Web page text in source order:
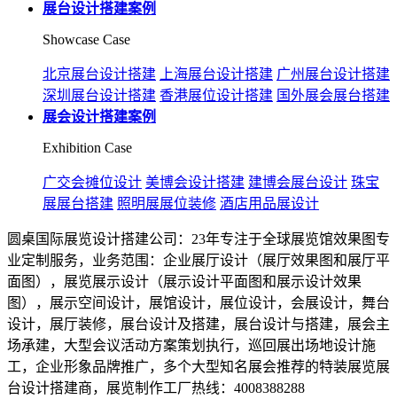
展台设计搭建案例
Showcase Case
北京展台设计搭建 上海展台设计搭建 广州展台设计搭建
深圳展台设计搭建 香港展位设计搭建 国外展会展台搭建
展会设计搭建案例
Exhibition Case
广交会摊位设计 美博会设计搭建 建博会展台设计 珠宝
展展台搭建 照明展展位装修 酒店用品展设计
圆桌国际展览设计搭建公司：23年专注于全球展览馆效果图专
业定制服务，业务范围：企业展厅设计（展厅效果图和展厅平
面图），展览展示设计（展示设计平面图和展示设计效果
图），展示空间设计，展馆设计，展位设计，会展设计，舞台
设计，展厅装修，展台设计及搭建，展台设计与搭建，展会主
场承建，大型会议活动方案策划执行，巡回展出场地设计施
工，企业形象品牌推广，多个大型知名展会推荐的特装展览展
台设计搭建商，展览制作工厂热线：4008388288